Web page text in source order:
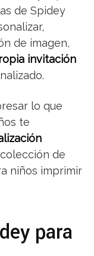
de Spidey
de imagen,
invitación
lo que
te
de
niños imprimir
para